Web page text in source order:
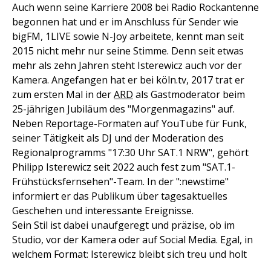
Auch wenn seine Karriere 2008 bei Radio Rockantenne
begonnen hat und er im Anschluss für Sender wie
bigFM, 1LIVE sowie N-Joy arbeitete, kennt man seit
2015 nicht mehr nur seine Stimme. Denn seit etwas
mehr als zehn Jahren steht Isterewicz auch vor der
Kamera. Angefangen hat er bei köln.tv, 2017 trat er
zum ersten Mal in derARD als Gastmoderator beim
25-jährigen Jubiläum des "Morgenmagazins" auf.
Neben Reportage-Formaten auf YouTube für Funk,
seiner Tätigkeit als DJ und der Moderation des
Regionalprogramms "17:30 Uhr SAT.1 NRW", gehört
Philipp Isterewicz seit 2022 auch fest zum "SAT.1-
Frühstücksfernsehen"-Team. In der ":newstime"
informiert er das Publikum über tagesaktuelles
Geschehen und interessante Ereignisse.
Sein Stil ist dabei unaufgeregt und präzise, ob im
Studio, vor der Kamera oder auf Social Media. Egal, in
welchem Format: Isterewicz bleibt sich treu und holt